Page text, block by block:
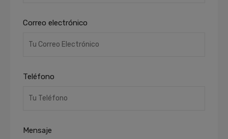
Correo electrónico
Teléfono
Mensaje